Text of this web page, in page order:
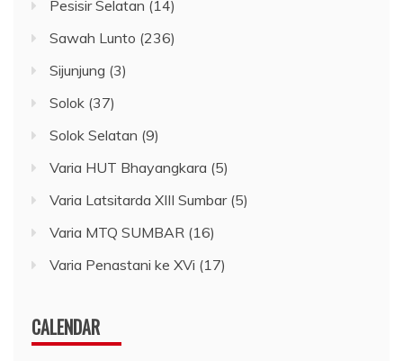
Pesisir Selatan (14)
Sawah Lunto (236)
Sijunjung (3)
Solok (37)
Solok Selatan (9)
Varia HUT Bhayangkara (5)
Varia Latsitarda XIII Sumbar(5)
Varia MTQ SUMBAR (16)
Varia Penastani ke XVi (17)
CALENDAR